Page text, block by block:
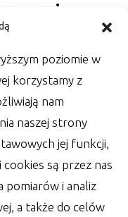
poziomie w
korzystamy z
nam
naszej strony
jej funkcji,
są przez nas
pomiarów i analiz
a także do celów
serwis
w
Z tego